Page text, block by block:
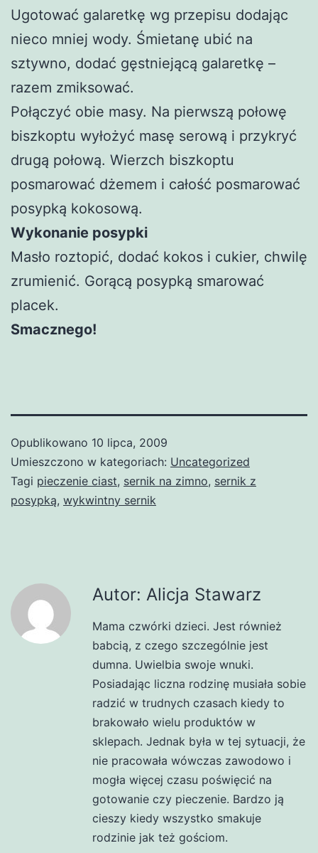
Ugotować galaretkę wg przepisu dodając
nieco mniej wody. Śmietanę ubić na
sztywno, dodać gęstniejącą galaretkę –
razem zmiksować.
Połączyć obie masy. Na pierwszą połowę
biszkoptu wyłożyć masę serową i przykryć
drugą połową. Wierzch biszkoptu
posmarować dżemem i całość posmarować
posypką kokosową.
Wykonanie posypki
Masło roztopić, dodać kokos i cukier, chwilę
zrumienić. Gorącą posypką smarować
placek.
Smacznego!
Opublikowano 10 lipca, 2009
Umieszczono w kategoriach: Uncategorized
Tagi pieczenie ciast, sernik na zimno, sernik z
posypką, wykwintny sernik
Autor: Alicja Stawarz
Mama czwórki dzieci. Jest również
babcią, z czego szczególnie jest
dumna. Uwielbia swoje wnuki.
Posiadając liczna rodzinę musiała sobie
radzić w trudnych czasach kiedy to
brakowało wielu produktów w
sklepach. Jednak była w tej sytuacji, że
nie pracowała wówczas zawodowo i
mogła więcej czasu poświęcić na
gotowanie czy pieczenie. Bardzo ją
cieszy kiedy wszystko smakuje
rodzinie jak też gościom.